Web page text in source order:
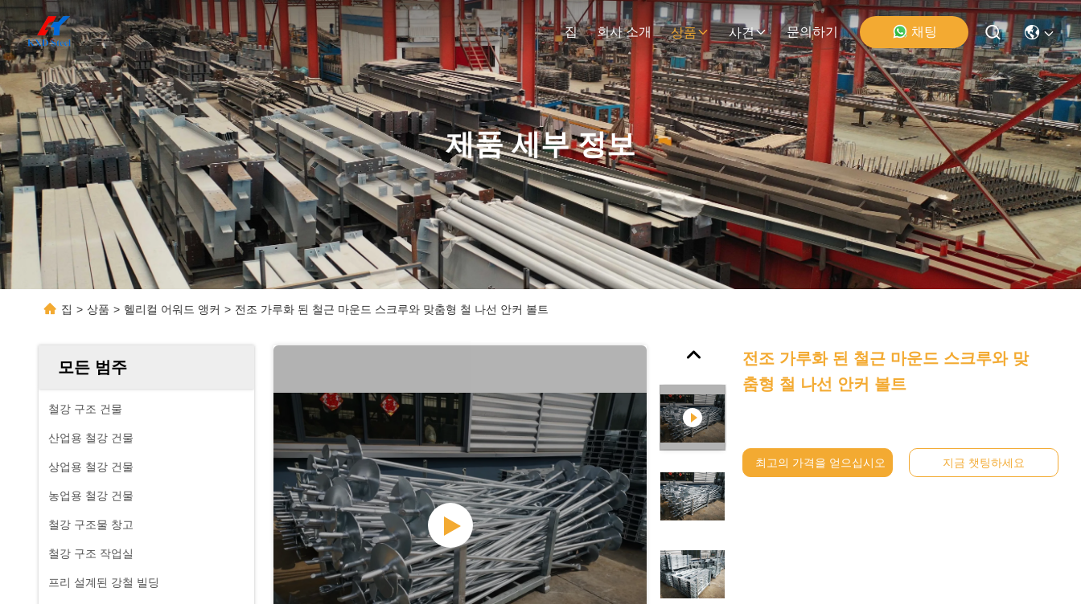
집 회사 소개 상품 사건 문의하기 채팅
제품 세부 정보
집 > 상품 > 헬리컬 어워드 앵커 > 전조 가루화 된 철근 마운드 스크루와 맞춤형 철 나선 안커 볼트
모든 범주
철강 구조 건물
산업용 철강 건물
상업용 철강 건물
농업용 철강 건물
철강 구조물 창고
철강 구조 작업실
프리 설계된 강철 빌딩
전조 가루화 된 철근 마운드 스크루와 맞
춤형 철 나선 안커 볼트
최고의 가격을 얻으십시오 지금 챗팅하세요